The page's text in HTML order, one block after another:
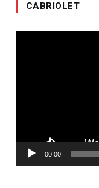
CABRIOLET
00:00